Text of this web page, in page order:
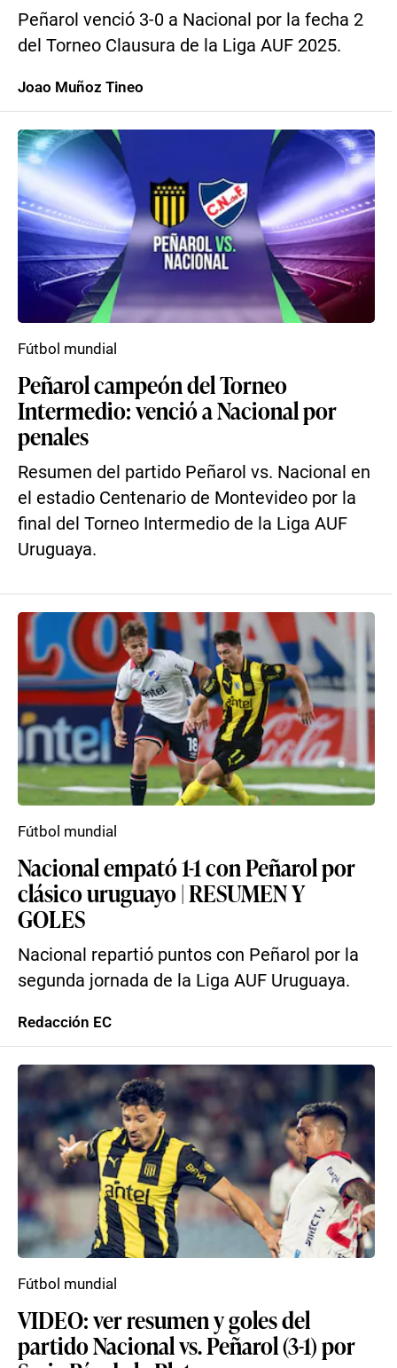
Peñarol venció 3-0 a Nacional por la fecha 2
del Torneo Clausura de la Liga AUF 2025.
Joao Muñoz Tineo
Peñarol campeón del Torneo
Intermedio: venció a Nacional por
penales
Resumen del partido Peñarol vs. Nacional en
el estadio Centenario de Montevideo por la
final del Torneo Intermedio de la Liga AUF
Uruguaya.
Fútbol mundial
Nacional empató 1-1 con Peñarol por
clásico uruguayo | RESUMEN Y
GOLES
Nacional repartió puntos con Peñarol por la
segunda jornada de la Liga AUF Uruguaya.
Fútbol mundial
Redacción EC
VIDEO: ver resumen y goles del
partido Nacional vs. Peñarol (3-1) por
Fútbol mundial